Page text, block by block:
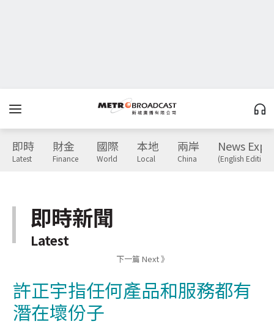
即時
Latest
財金
Finance
國際
World
本地
Local
兩岸
China
News
(English Edition)
即時新聞
Latest
下一篇 Next 》
許正宇指任何產品和服務都有
潛在壞份子